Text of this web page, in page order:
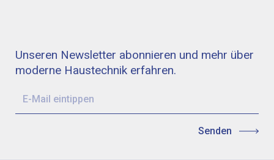
Unseren Newsletter abonnieren und mehr über
moderne Haustechnik erfahren.